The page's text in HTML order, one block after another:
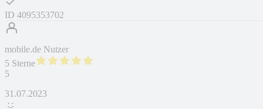
ID 4095353702
mobile.de Nutzer
5 Sterne
5
31.07.2023